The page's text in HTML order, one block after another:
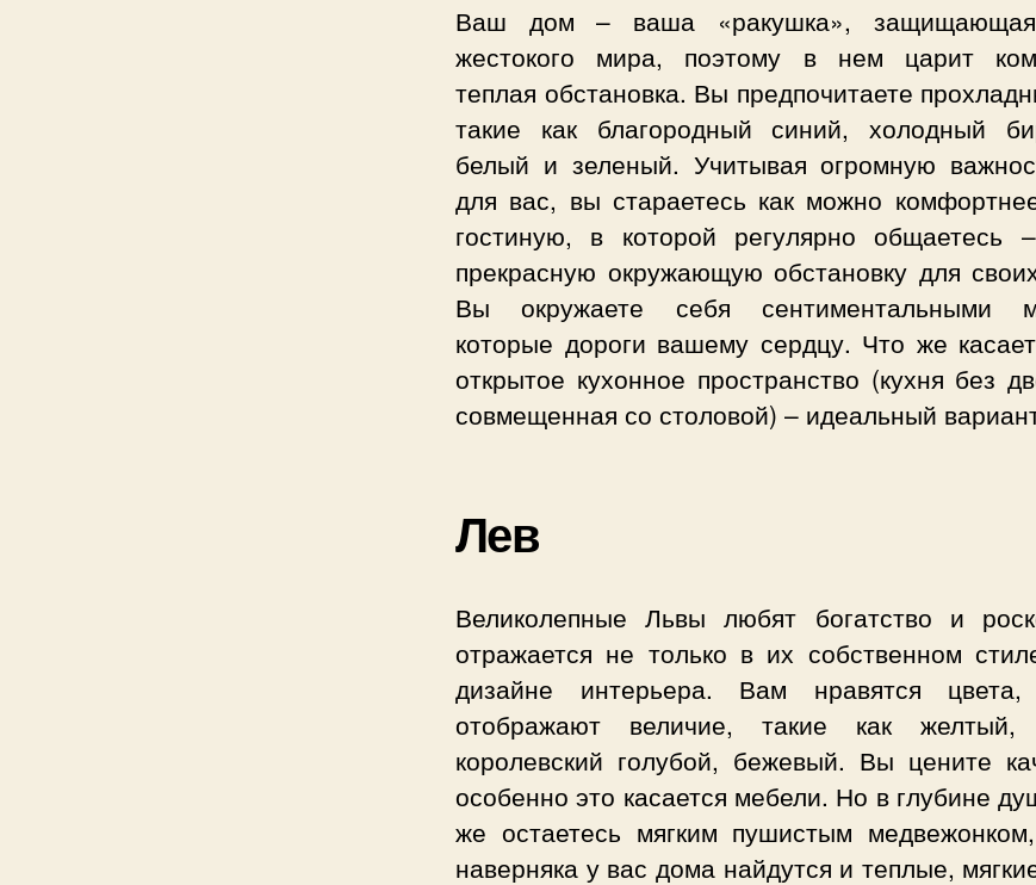
Ваш дом – ваша «ракушка»,
жестокого мира, поэтому в нем царит
теплая обстановка. Вы предпочитаете
такие как благородный синий, холодный
белый и зеленый. Учитывая огромную
для вас, вы стараетесь как можно
гостиную, в которой регулярно общаетесь
прекрасную окружающую обстановку для
Вы окружаете себя сентиментальными
которые дороги вашему сердцу. Что же
открытое кухонное пространство (кухня без
совмещенная со столовой) – идеальный
Лев
Великолепные Львы любят богатство и
отражается не только в их собственном
дизайне интерьера. Вам нравятся цвета,
отображают величие, такие как желтый,
королевский голубой, бежевый. Вы цените
особенно это касается мебели. Но в глубине
же остаетесь мягким пушистым
наверняка у вас дома найдутся и теплые,